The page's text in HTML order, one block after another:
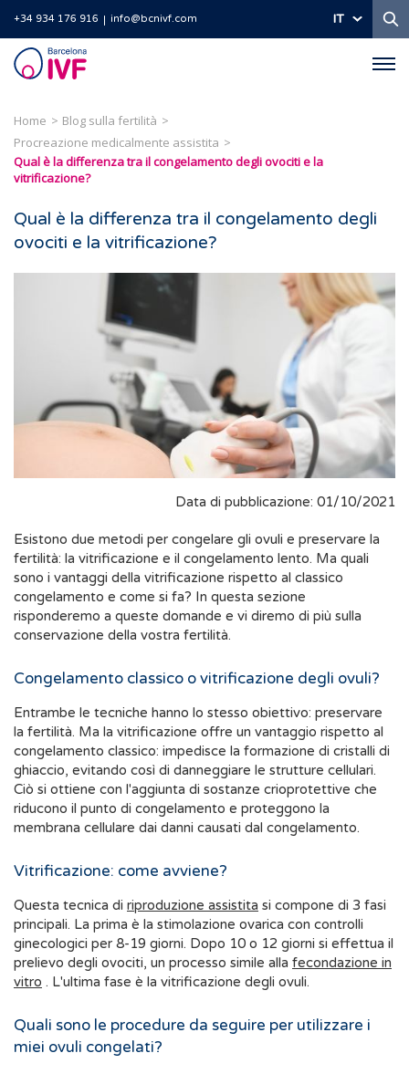
+34 934 176 916 info@bcnivf.com IT
Barcelona
IVF
Home
Blog sulla fertilità
Procreazione medicalmente assistita
Qual è la differenza tra il congelamento degli ovociti e la
vitrificazione?
Qual è la differenza tra il congelamento degli
ovociti e la vitrificazione?
Data di pubblicazione: 01/10/2021
Esistono due metodi per congelare gli ovuli e preservare la
fertilità: la vitrificazione e il congelamento lento. Ma quali
sono i vantaggi della vitrificazione rispetto al classico
congelamento e come si fa? In questa sezione
risponderemo a queste domande e vi diremo di più sulla
conservazione della vostra fertilità.
Congelamento classico o vitrificazione degli ovuli?
Entrambe le tecniche hanno lo stesso obiettivo: preservare
la fertilità. Ma la vitrificazione offre un vantaggio rispetto al
congelamento classico: impedisce la formazione di cristalli di
ghiaccio, evitando così di danneggiare le strutture cellulari.
Ciò si ottiene con l'aggiunta di sostanze crioprotettive che
riducono il punto di congelamento e proteggono la
membrana cellulare dai danni causati dal congelamento.
Vitrificazione: come avviene?
Questa tecnica di riproduzione assistita
principali. La prima è la stimolazione ovarica con controlli
ginecologici per 8-19 giorni. Dopo 10 o 12 giorni si effettua il
prelievo degli ovociti, un processo simile alla fecondazione in
vitro . L'ultima fase è la vitrificazione degli ovuli.
Quali sono le procedure da seguire per utilizzare i
miei ovuli congelati?